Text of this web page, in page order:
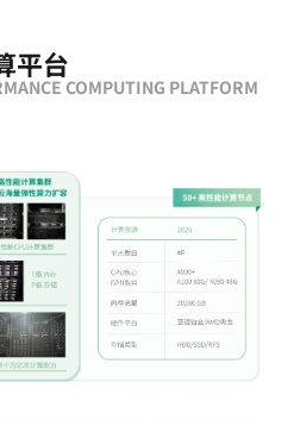
平台
COMPUTING PLATFORM